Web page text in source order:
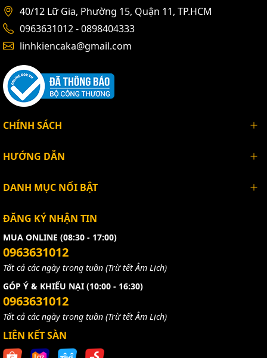
40/12 Lữ Gia, Phường 15, Quận 11, TP.HCM
0963631012 - 0898404333
linhkiencaka@gmail.com
CHÍNH SÁCH
HƯỚNG DẪN
DANH MỤC NỔI BẬT
ĐĂNG KÝ NHẬN TIN
MUA ONLINE (08:30 - 17:00)
0963631012
Tất cả các ngày trong tuần (Trừ tết Âm Lịch)
GÓP Ý & KHIẾU NẠI (10:00 - 16:30)
0963631012
Tất cả các ngày trong tuần (Trừ tết Âm Lịch)
LIÊN KẾT SÀN